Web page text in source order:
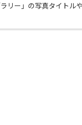
リー」の写真タイトル